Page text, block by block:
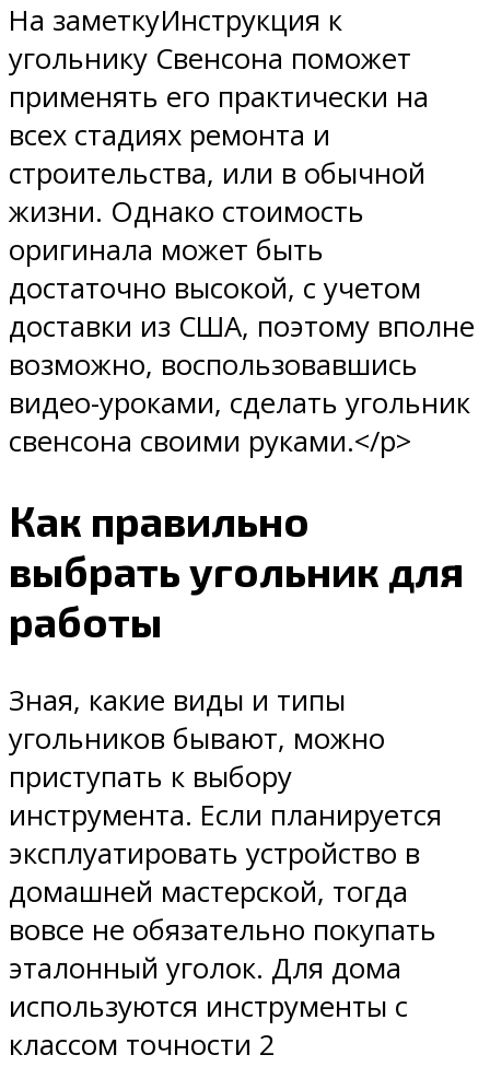
На заметкуИнструкция к
угольнику Свенсона поможет
применять его практически на
всех стадиях ремонта и
строительства, или в обычной
жизни. Однако стоимость
оригинала может быть
достаточно высокой, с учетом
доставки из США, поэтому вполне
возможно, воспользовавшись
видео-уроками, сделать угольник
свенсона своими руками.</p>
Как правильно
выбрать угольник для
работы
Зная, какие виды и типы
угольников бывают, можно
приступать к выбору
инструмента. Если планируется
эксплуатировать устройство в
домашней мастерской, тогда
вовсе не обязательно покупать
эталонный уголок. Для дома
используются инструменты с
классом точности 2